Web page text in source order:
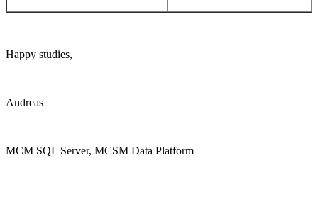
Happy studies,
Andreas
MCM SQL Server, MCSM Data Platform